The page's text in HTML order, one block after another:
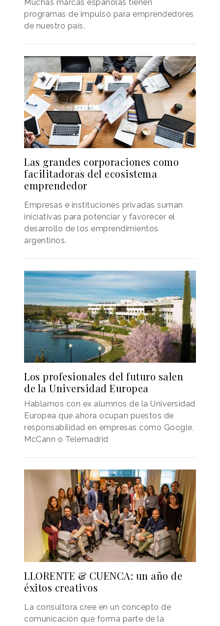
Muchas marcas españolas tienen
programas de impulso para emprendedores
de nuestro país.
Las grandes corporaciones como
facilitadoras del ecosistema
emprendedor
Empresas e instituciones privadas suman
iniciativas para potenciar y favorecer el
desarrollo de los emprendimientos
argentinos.
Los profesionales del futuro salen
de la Universidad Europea
Hablamos con ex alumnos de la Universidad
Europea que ahora ocupan puestos de
responsabilidad en empresas como Google,
McCann o Telemadrid
LLORENTE & CUENCA: un año de
éxitos creativos
La consultora cree en un concepto de
comunicación que forma parte de la